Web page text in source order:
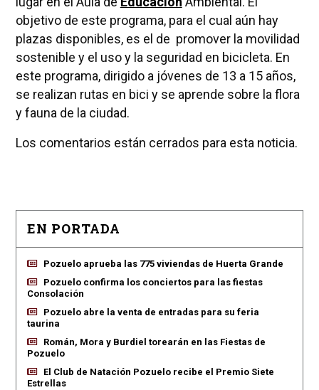
objetivo de este programa, para el cual aún hay
plazas disponibles, es el de promover la movilidad
sostenible y el uso y la seguridad en bicicleta. En
este programa, dirigido a jóvenes de 13 a 15 años,
se realizan rutas en bici y se aprende sobre la flora
y fauna de la ciudad.
Los comentarios están cerrados para esta noticia.
EN PORTADA
Pozuelo aprueba las 775 viviendas de Huerta Grande
Pozuelo confirma los conciertos para las fiestas
Consolación
Pozuelo abre la venta de entradas para su feria
taurina
Román, Mora y Burdiel torearán en las Fiestas de
Pozuelo
El Club de Natación Pozuelo recibe el Premio Siete
Estrellas